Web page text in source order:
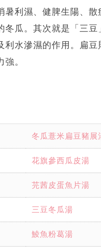
暑利濕、健脾生陽、
冬瓜。其次就是「三
水滲濕的作用。扁
。
冬瓜薏米扁豆豬展
花旗參西瓜皮湯
芫茜皮蛋魚片湯
三豆冬瓜湯
鯪魚粉葛湯